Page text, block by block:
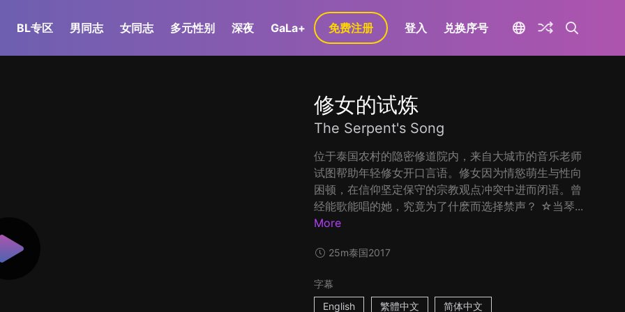
BL专区 男同志 女同志 多元性别 深夜 GaLa+ 免费注册 登入 兑换序号
修女的试炼
The Serpent's Song
位于泰国农村的隐密修道院内，来自大城市的音乐老师
试图帮助年轻修女开口言语。修女因为情慾萌生与性向
困顿，在信仰坚定保守的宗教观点冲突中进而闭语。曾
经能歌能唱的她，究竟为了什麽而选择禁声？ ☆当琴...
More
25m泰国2017
字幕
English
繁體中文 简体中文